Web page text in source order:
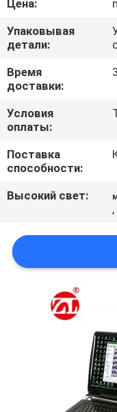
СВЯЖИТЕСЬ
МЫ
НОВОСТИ
СПРОСИТЕ
ЦИТАТУ
VR
SITEMAP
PRIVACY
Цена:
Упаковывая
детали:
Время
доставки:
Условия
оплаты:
Поставка
способности:
Высокий свет:
,